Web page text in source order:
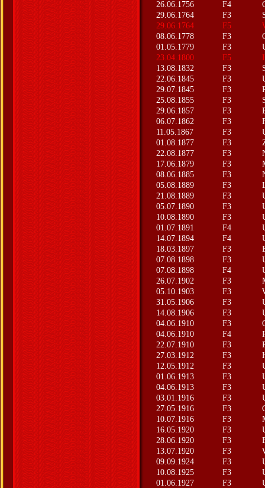
26.06.1756 F4
29.06.1764
F3
29.06.1764
F5
08.06.1778
F3
01.05.1779
F3
23.04.1800
F5
13.08.1832
F3
22.06.1845
F3
29.07.1845
F3
25.08.1855
F3
29.06.1857
F3
06.07.1862
F3
11.05.1867
F3
01.08.1877
F3
22.08.1877
F3
17.06.1879
F3
08.06.1885
F3
05.08.1889
F3
21.08.1889
F3
05.07.1890
F3
10.08.1890
F3
01.07.1891
F4
14.07.1894
F4
18.03.1897
F3
07.08.1898
F3
07.08.1898
F4
26.07.1902
F3
05.10.1903
F3
31.05.1906
F3
14.08.1906
F3
04.06.1910
F3
04.06.1910
F4
22.07.1910
F3
27.03.1912
F3
12.05.1912
F3
01.06.1913
F3
04.06.1913
F3
03.01.1916
F3
27.05.1916
F3
10.07.1916
F3
16.05.1920
F3
28.06.1920
F3
13.07.1920
F3
09.09.1924
F3
10.08.1925
F3
01.06.1927
F3